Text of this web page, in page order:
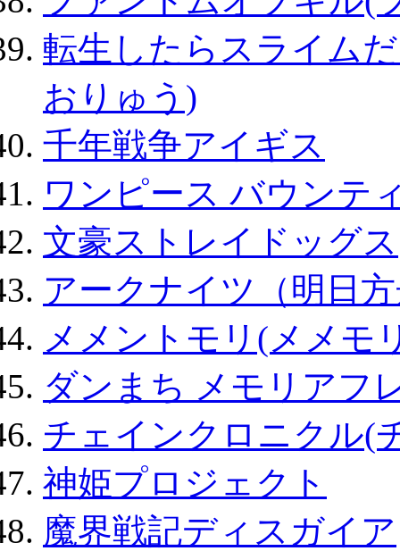
転生したらスライム
おりゅう)
千年戦争アイギス
ワンピース バウンテ
文豪ストレイドッグス
アークナイツ（明日
メメントモリ(メメモ
ダンまち メモリアフ
チェインクロニクル(
神姫プロジェクト
魔界戦記ディスガイア